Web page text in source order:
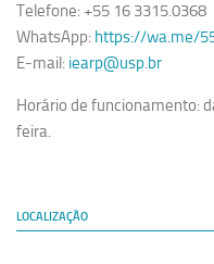
União Pró-Vacina
USP Analisa
Publicações
Relatórios
Telefone: +55 16 3315.0368
WhatsApp: https://wa.me/
E-mail: iearp@usp.br
Horário de funcionamento:
feira.
LOCALIZAÇÃO